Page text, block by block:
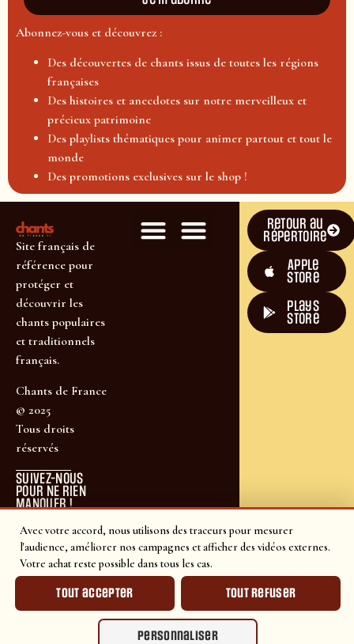
Avec votre accord, nous utilisons des traceurs pour mesurer
l'audience, améliorer nos campagnes et afficher des vidéos externes.
Votre achat reste possible dans tous les cas.
Tout accepter Tout refuser
Personnaliser
Abonnez-vous et découvrez :
Des découvertes de chants issus de toutes les régions
françaises
Des histoires et anecdotes sur notre merveilleux et
précieux patrimoine
Des playlists thématiques pour animer partout et tout le
monde
Des promotions exclusives sur le shop !
Site français de
référence pour
protéger et
découvrir les
chants populaires
et traditionnels
français.
Chants de France
© 2025
Tous droits
réservés
SUIVEZ-NOUS
POUR NE RIEN
MANQUER !
Retour au
répertoire
Apple
Store
plays
store